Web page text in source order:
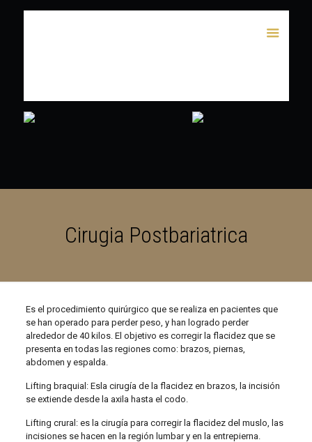
Cirugia Postbariatrica
Es el procedimiento quirúrgico que se realiza en pacientes que
se han operado para perder peso, y han logrado perder
alrededor de 40 kilos. El objetivo es corregir la flacidez que se
presenta en todas las regiones como: brazos, piernas,
abdomen y espalda.
Lifting braquial: Esla cirugía de la flacidez en brazos, la incisión
se extiende desde la axila hasta el codo.
Lifting crural: es la cirugía para corregir la flacidez del muslo, las
incisiones se hacen en la región lumbar y en la entrepierna.